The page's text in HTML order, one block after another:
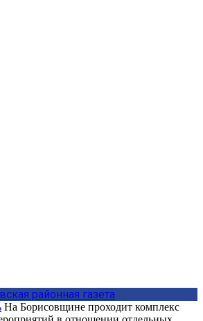
районная газета
На Борисовщине проходит комплекс